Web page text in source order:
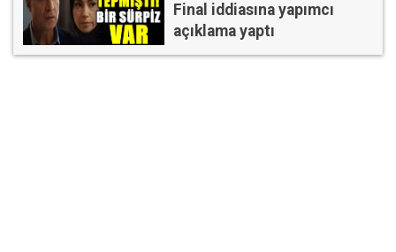
Final iddiasına yapımcı
açıklama yaptı